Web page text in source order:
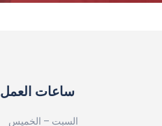
ساعات العمل
السبت – الخميس